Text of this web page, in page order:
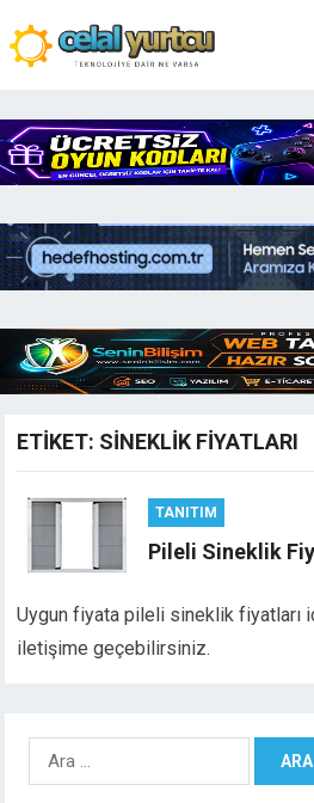
ETIKET: SINEKLIK FIYATLARI
TANITIM
Pileli Sineklik
Uygun fiyata pileli sineklik fiyatları
iletişime geçebilirsiniz.
Arama: